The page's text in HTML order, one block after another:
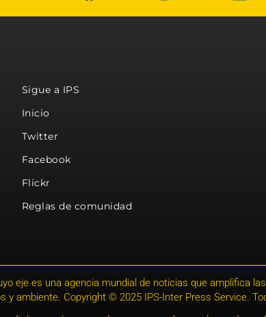
Sigue a IPS
Inicio
Twitter
Facebook
Flickr
Reglas de comunidad
eje es una agencia mundial de noticias que amplifica
y ambiente. Copyright © 2025 IPS-Inter Press Service.